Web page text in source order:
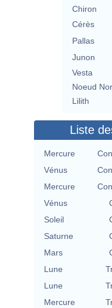
Chiron
Cérès
Pallas
Junon
Vesta
Noeud
Lilith
Liste
Mercure
Vénus
Mercure
Vénus
Soleil
Saturne
Mars
Lune
Lune
Mercure